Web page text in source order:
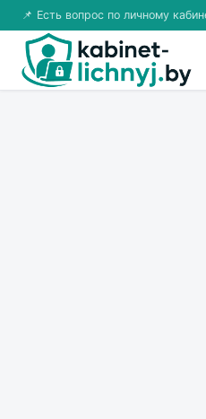
📌 Есть вопрос по личному